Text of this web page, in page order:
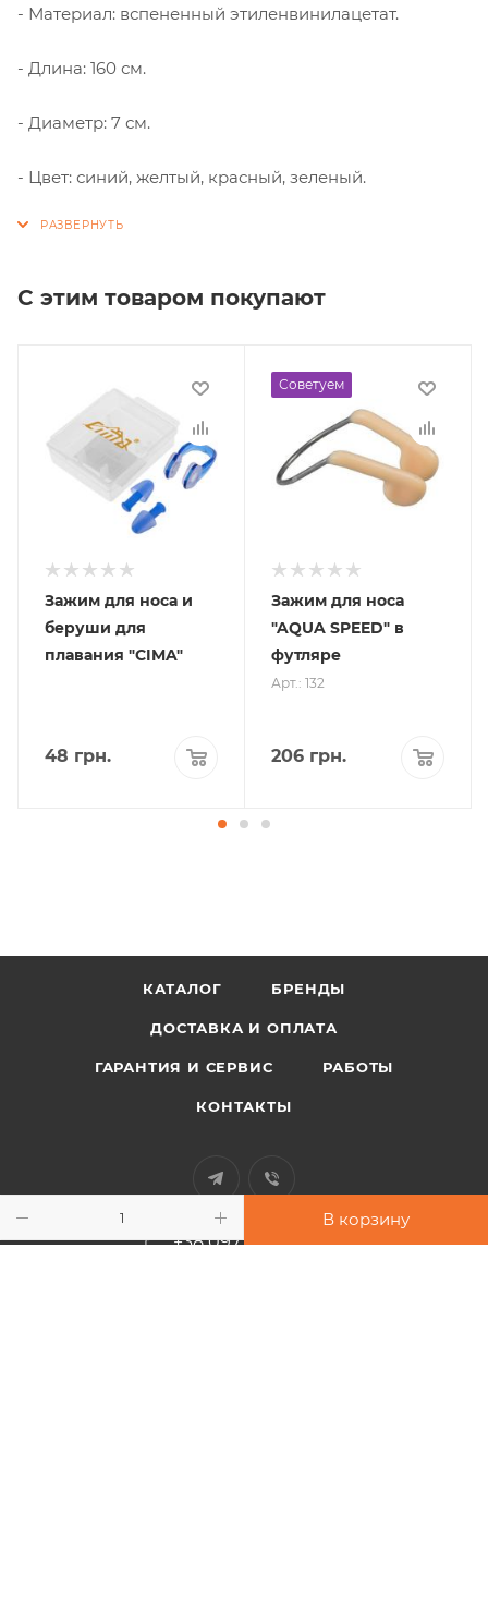
В корзину
- Материал: вспененный этиленвинилацетат.
- Длина: 160 см.
- Диаметр: 7 см.
- Цвет: синий, желтый, красный, зеленый.
С этим товаром покупают
Зажим для носа и
беруши для
плавания "CIMA"
48 грн.
Советуем
Зажим для носа
"AQUA SPEED" в
футляре
Арт.: 132
206 грн.
КАТАЛОГ БРЕНДЫ
ДОСТАВКА И ОПЛАТА
ГАРАНТИЯ И СЕРВИС РАБОТЫ
КОНТАКТЫ
+38 097 948 33 91